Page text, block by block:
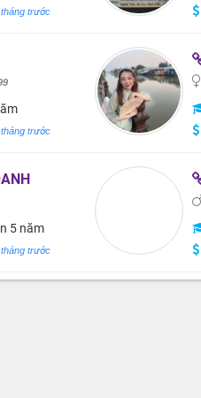
trước
trước
5 năm
trước